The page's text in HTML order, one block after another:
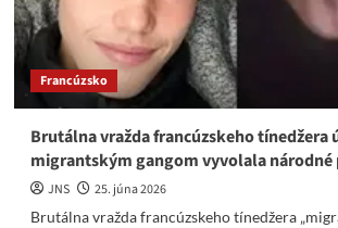
Francúzsko
Brutálna vražda francúzskeho tínedžera
migrantským gangom vyvolala národné
JNS
25. júna 2026
Brutálna vražda francúzskeho tínedžera